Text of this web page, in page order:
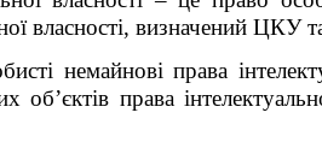
власності, визначений ЦКУ
немайнові права
об’єктів права